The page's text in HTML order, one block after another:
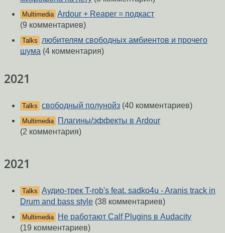
Multimedia Ardour + Reaper = подкаст
(9 комментариев)
Talks
любителям свободных амбиентов и прочего
шума (4 комментария)
2021
Talks свободный полунойз (40 комментариев)
Multimedia
Плагины/эффекты в Ardour
(2 комментария)
2021
Talks Аудио-трек T-rob's feat. sadko4u - Aranis track in
Drum and bass style (38 комментариев)
Multimedia
Не работают Calf Plugins в Audacity
(19 комментариев)